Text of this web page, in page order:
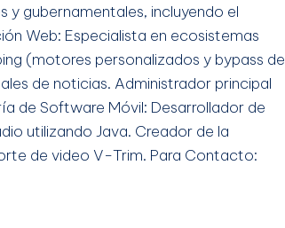
y gubernamentales, incluyendo el
Web: Especialista en ecosistemas
(motores personalizados y bypass de
de noticias. Administrador principal
de Software Móvil: Desarrollador de
utilizando Java. Creador de la
de video V-Trim. Para Contacto: